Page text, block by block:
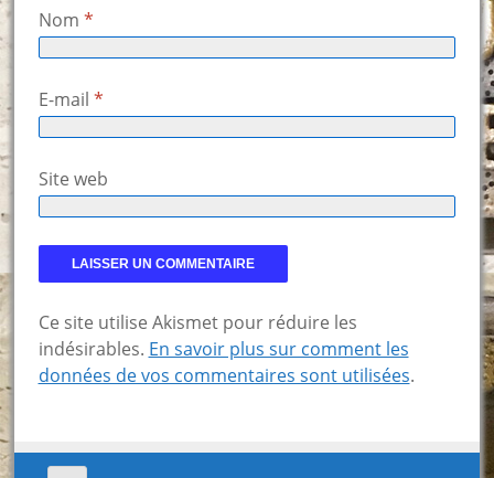
Nom *
E-mail *
Site web
Ce site utilise Akismet pour réduire les
indésirables. En savoir plus sur comment les
données de vos commentaires sont utilisées.